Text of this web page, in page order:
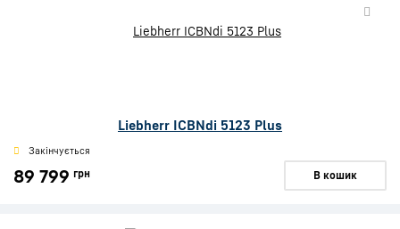
Liebherr ICBNdi 5123 Plus
Закінчується
89 799 грн В кошик